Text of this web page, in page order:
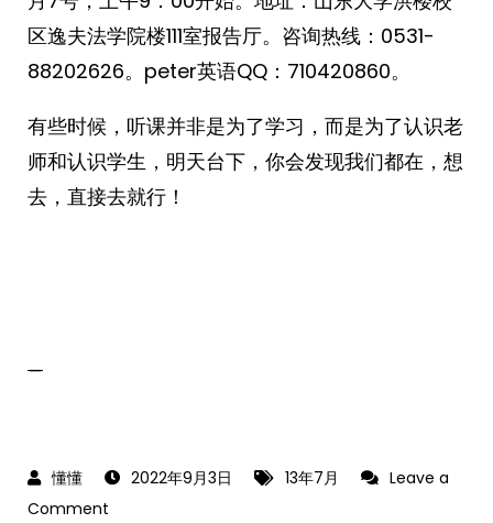
区逸夫法学院楼111室报告厅。咨询热线：0531-
88202626。peter英语QQ：710420860。
有些时候，听课并非是为了学习，而是为了认识老
师和认识学生，明天台下，你会发现我们都在，想
去，直接去就行！
_
2022年9月3日 13年7月
Leave a
Comment